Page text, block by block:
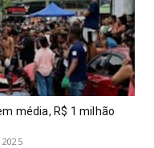
média, R$ 1 milhão